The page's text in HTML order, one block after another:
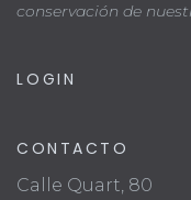
conservación de
LOGIN
CONTACTO
Calle Quart, 80